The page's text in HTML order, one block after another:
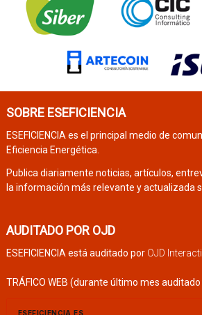
SOBRE ESEFICIENCIA
ESEFICIENCIA es el principal medio de
Eficiencia Energética.
Publica diariamente noticias, artículos,
la información más relevante y actualizada
AUDITADO POR OJD
ESEFICIENCIA está auditado por OJD
TRÁFICO WEB (durante último mes